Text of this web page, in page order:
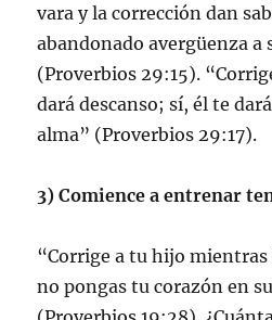
vara y la corrección dan
abandonado avergüenza a
(Proverbios 29:15).
dará descanso; sí, él te
alma” (Proverbios 29:17).
3) Comience a entrenar
“Corrige a tu hijo mientras
no pongas tu corazón en